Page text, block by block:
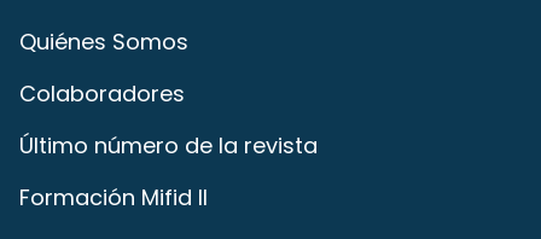
Quiénes Somos
Colaboradores
Último número de la revista
Formación Mifid II